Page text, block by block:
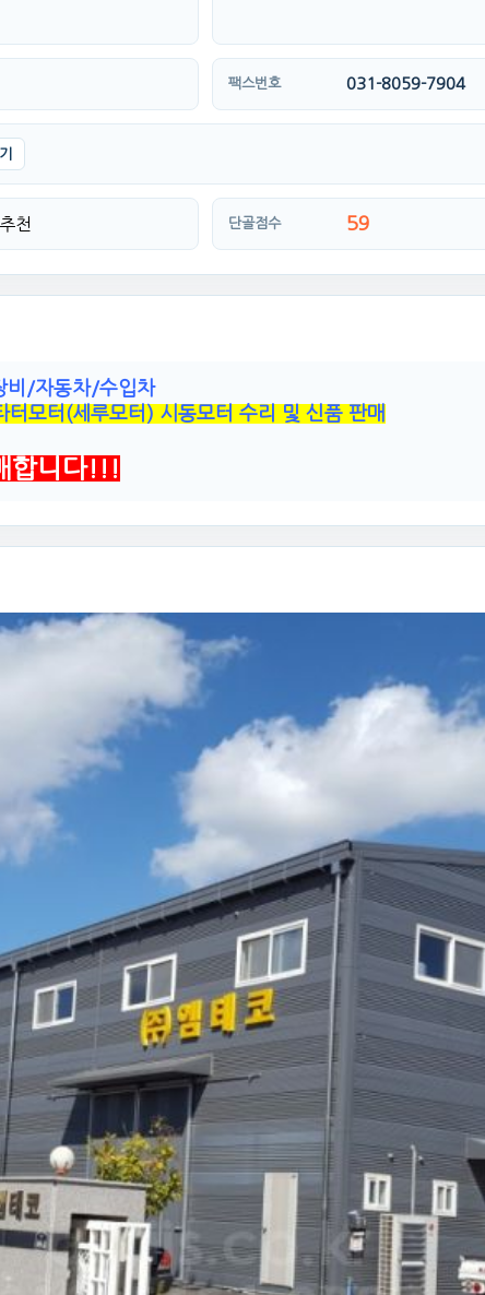
팩스번호 031-8059-7904
추천 단골점수 59
/자동차/수입차
모터(세루모터) 시동모터 수리 및 신품 판매
합니다!!!